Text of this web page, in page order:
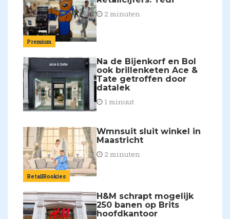
Premium
2 minuten
Na de Bijenkorf en Bol
ook brillenketen Ace &
Tate getroffen door
datalek
1 minuut
RetailRookies
Wmnsuit sluit winkel in
Maastricht
2 minuten
H&M schrapt mogelijk
250 banen op Brits
hoofdkantoor